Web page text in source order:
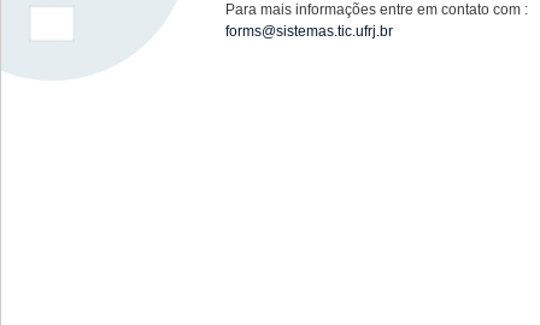
Para mais informações entre em contato com :
forms@sistemas.tic.ufrj.br